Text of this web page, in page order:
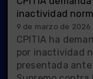
inactividad
9 de marzo de 2026
CPITIA ha
por inactividad
presentada ante